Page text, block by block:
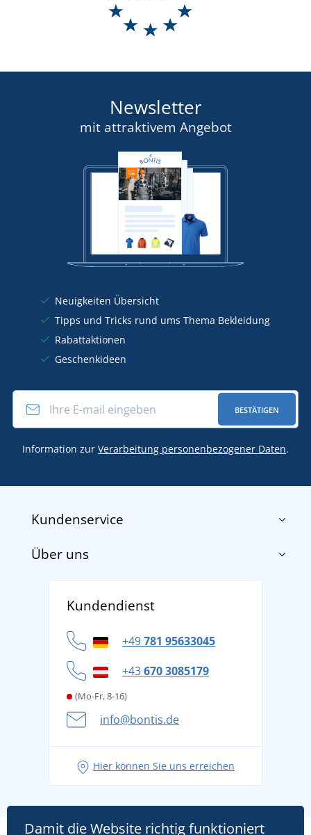
Newsletter
mit attraktivem Angebot
Neuigkeiten Übersicht
Tipps und Tricks rund ums Thema Bekleidung
Rabattaktionen
Geschenkideen
BESTÄTIGEN
Information zur Verarbeitung personenbezogener Daten.
Kundenservice
Impressum
Versand und Zahlung
Datenschutz
Cookie-Richtlinie
Über uns
Für Unternehmen und Organisationen
Kundendienst
+49781 95633045
+43670 3085179
(Mo-Fr, 8-16)
info@bontis.de
Hier können Sie uns erreichen
Damit die Website richtig funktioniert